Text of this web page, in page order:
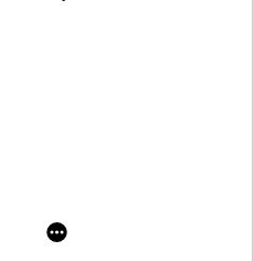
Europa zamków warownych